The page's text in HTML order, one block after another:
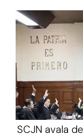
SCJN avala